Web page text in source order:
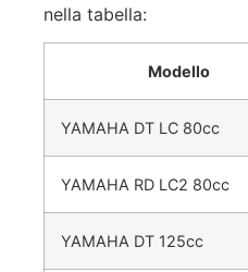
nella tabella:
Modello
YAMAHA DT LC 80cc
YAMAHA RD LC2 80cc
YAMAHA DT 125cc